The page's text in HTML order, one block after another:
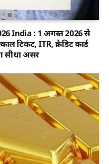
India : 1 अगस्त 2026 से
टिकट, ITR, क्रेडिट कार्ड
सीधा असर